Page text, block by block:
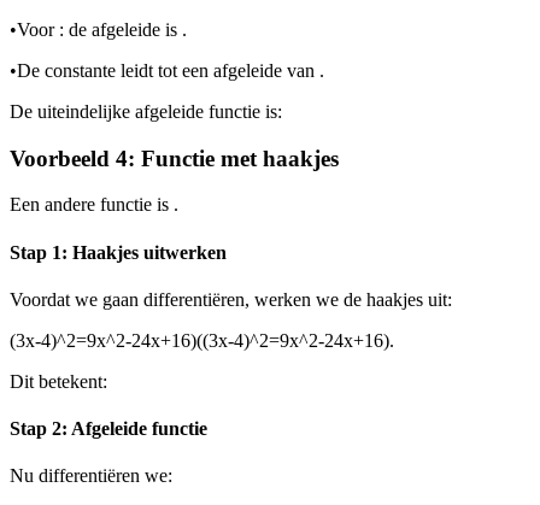
•Voor : de afgeleide is .
•De constante leidt tot een afgeleide van .
De uiteindelijke afgeleide functie is:
Voorbeeld 4: Functie met haakjes
Een andere functie is .
Stap 1: Haakjes uitwerken
Voordat we gaan differentiëren, werken we de haakjes uit:
(3x-4)^2=9x^2-24x+16)((3x-4)^2=9x^2-24x+16).
Dit betekent:
Stap 2: Afgeleide functie
Nu differentiëren we: